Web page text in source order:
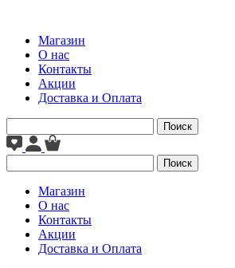
Магазин
О нас
Контакты
Акции
Доставка и Оплата
Поиск
Поиск
Магазин
О нас
Контакты
Акции
Доставка и Оплата